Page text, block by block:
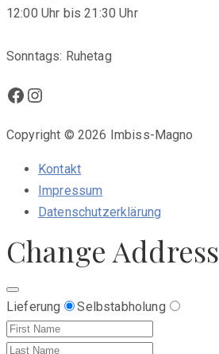
12:00 Uhr bis 21:30 Uhr
Sonntags: Ruhetag
Facebook
Instagram
Copyright © 2026 Imbiss-Magno
Kontakt
Impressum
Datenschutzerklärung
Change Address
Lieferung Selbstabholung